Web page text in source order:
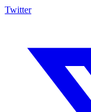
Twitter